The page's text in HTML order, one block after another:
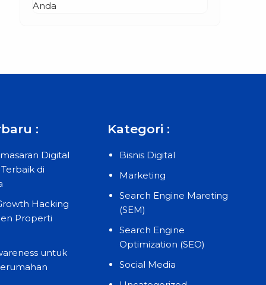
:
Digital
di
Hacking
Properti
untuk
Kategori :
Bisnis Digital
Marketing
Search Engine Mareting
(SEM)
Search Engine
Optimization (SEO)
Social Media